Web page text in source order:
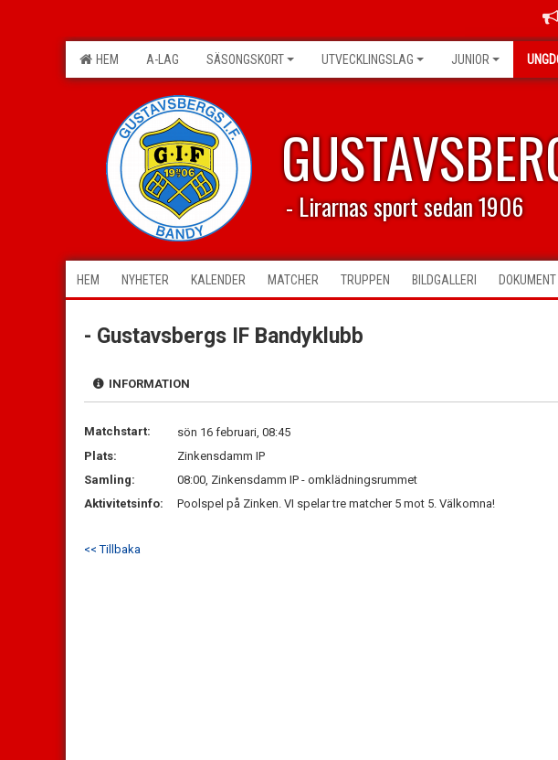
HEM A-LAG SÄSONGSKORT UTVECKLINGSLAG JUNIOR
- Lirarnas sport sedan 1906
HEM NYHETER KALENDER MATCHER TRUPPEN BILDGALLERI DOKUMENT
- Gustavsbergs IF Bandyklubb
INFORMATION
Matchstart:
sön 16 februari, 08:45
Plats:
Zinkensdamm IP
Samling:
08:00, Zinkensdamm IP - omklädningsrummet
Aktivitetsinfo:
Poolspel på Zinken. VI spelar tre matcher 5 mot 5. Välkomna!
<< Tillbaka